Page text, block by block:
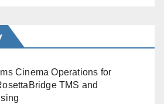
Cinema Operations for
TMS and